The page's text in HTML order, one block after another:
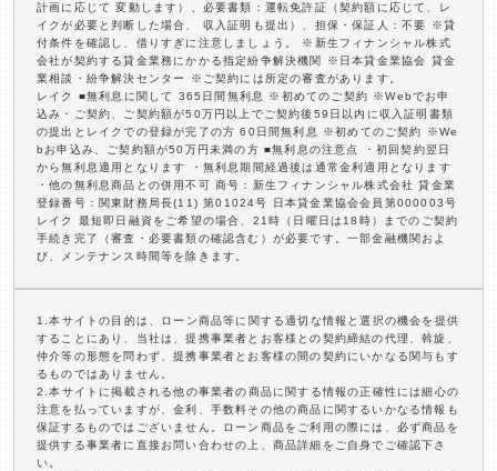
計画に応じて 変動します）、必要書類：運転免許証（契約額に応じて、レ
イクが必要と判断した場合、 収入証明も提出）、担保・保証人：不要 ※貸
付条件を確認し、借りすぎに注意しましょう。 ※新生フィナンシャル株式
会社が契約する貸金業務にかかる指定紛争解決機関 ※日本貸金業協会 貸金
業相談・紛争解決センター ※ご契約には所定の審査があります。
レイク ■無利息に関して 365日間無利息 ※初めてのご契約 ※Webでお申
込み・ご契約、ご契約額が50万円以上でご契約後59日以内に収入証明書類
の提出とレイクでの登録が完了の方 60日間無利息 ※初めてのご契約 ※We
bお申込み、ご契約額が50万円未満の方 ■無利息の注意点 ・初回契約翌日
から無利息適用となります ・無利息期間経過後は通常金利適用となります
・他の無利息商品との併用不可 商号：新生フィナンシャル株式会社 貸金業
登録番号：関東財務局長(11) 第01024号 日本貸金業協会会員第000003号
レイク 最短即日融資をご希望の場合、21時（日曜日は18時）までのご契約
手続き完了（審査・必要書類の確認含む）が必要です。一部金融機関およ
び、メンテナンス時間等を除きます。
1.本サイトの目的は、ローン商品等に関する適切な情報と選択の機会を提供
することにあり、当社は、提携事業者とお客様との契約締結の代理、斡旋、
仲介等の形態を問わず、提携事業者とお客様の間の契約にいかなる関与もす
るものではありません。
2.本サイトに掲載される他の事業者の商品に関する情報の正確性には細心の
注意を払っていますが、金利、手数料その他の商品に関するいかなる情報も
保証するものではございません。ローン商品をご利用の際には、必ず商品を
提供する事業者に直接お問い合わせの上、商品詳細をご自身でご確認下さ
い。